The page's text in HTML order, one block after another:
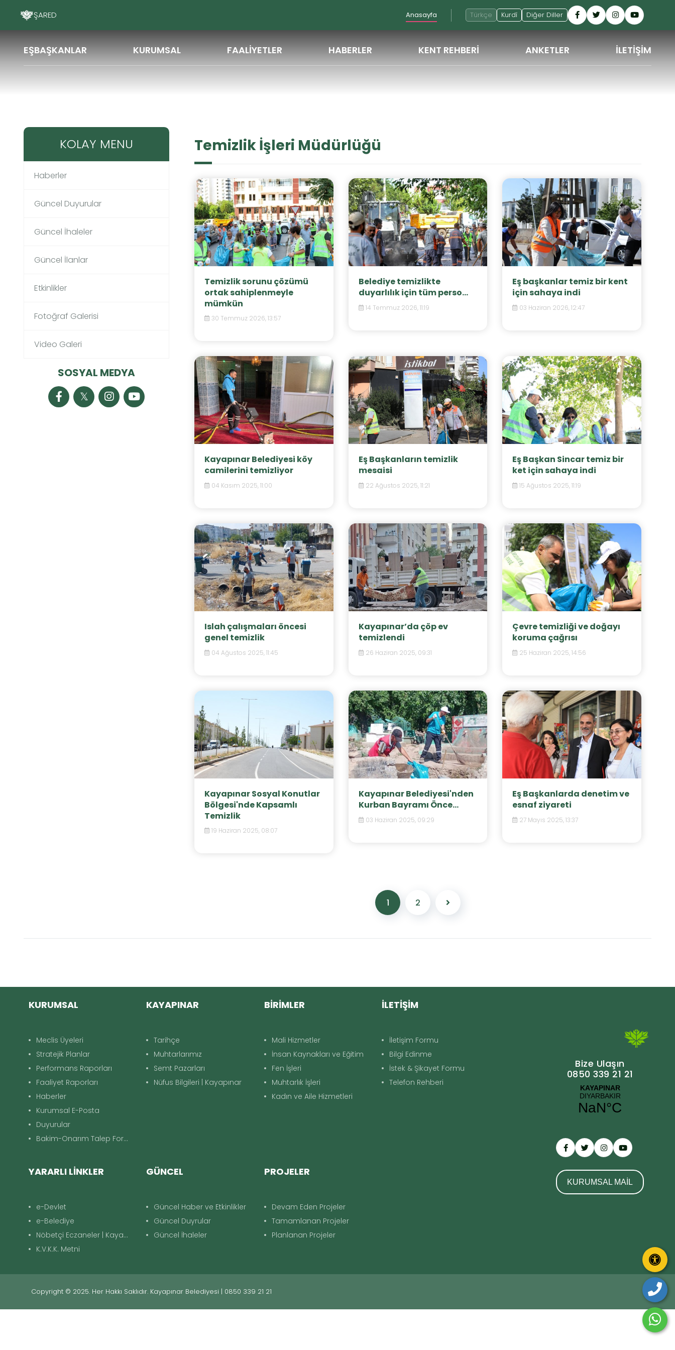
ŞAREDARIYA PEYA Anasayfa Türkçe Kurdî Diğer Diller
EŞBAŞKANLAR KURUMSAL FAALİYETLER HABERLER KENT REHBERİ ANKETLER İLETİŞİM
KOLAY MENU
Haberler
Güncel Duyurular
Güncel İhaleler
Güncel İlanlar
Etkinlikler
Fotoğraf Galerisi
Video Galeri
SOSYAL MEDYA
𝕏
Temizlik İşleri Müdürlüğü
Temizlik sorunu çözümü
ortak sahiplenmeyle
mümkün
30 Temmuz 2026, 13:57
Belediye temizlikte
duyarlılık için tüm perso...
14 Temmuz 2026, 11:19
Eş başkanlar temiz bir kent
için sahaya indi
03 Haziran 2026, 12:47
Kayapınar Belediyesi köy
camilerini temizliyor
04 Kasım 2025, 11:00
Eş Başkanların temizlik
mesaisi
22 Ağustos 2025, 11:21
Eş Başkan Sincar temiz bir
ket için sahaya indi
15 Ağustos 2025, 11:19
Islah çalışmaları öncesi
genel temizlik
04 Ağustos 2025, 11:45
Kayapınar’da çöp ev
temizlendi
26 Haziran 2025, 09:31
Çevre temizliği ve doğayı
koruma çağrısı
25 Haziran 2025, 14:56
Kayapınar Sosyal Konutlar
Bölgesi'nde Kapsamlı
Temizlik
19 Haziran 2025, 08:07
Kayapınar Belediyesi'nden
Kurban Bayramı Önce...
03 Haziran 2025, 09:29
Eş Başkanlarda denetim ve
esnaf ziyareti
27 Mayıs 2025, 13:37
1 2
KURUMSAL
Meclis Üyeleri
Stratejik Planlar
Performans Raporları
Faaliyet Raporları
Haberler
Kurumsal E-Posta
Duyurular
Bakim-Onarım Talep Formu
KAYAPINAR
Tarihçe
Muhtarlarımız
Semt Pazarları
Nüfus Bilgileri | Kayapınar
BİRİMLER
Mali Hizmetler
İnsan Kaynakları ve Eğitim
Fen İşleri
Muhtarlık İşleri
Kadın ve Aile Hizmetleri
İLETİŞİM
İletişim Formu
Bilgi Edinme
İstek & Şikayet Formu
Telefon Rehberi
YARARLI LİNKLER
e-Devlet
e-Belediye
Nöbetçi Eczaneler | Kayapınar
K.V.K.K. Metni
GÜNCEL
Güncel Haber ve Etkinlikler
Güncel Duyrular
Güncel İhaleler
PROJELER
Devam Eden Projeler
Tamamlanan Projeler
Planlanan Projeler
Bize Ulaşın
0850 339 21 21
KURUMSAL MAİL
Copyright © 2025. Her Hakkı Saklıdır. Kayapınar Belediyesi | 0850 339 21 21